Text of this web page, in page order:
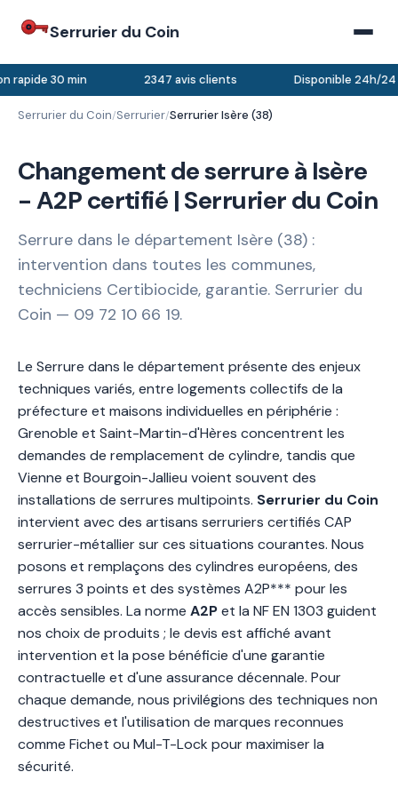
Serrurier du Coin
rapide 30 min 2347 avis clients Disponible 24h/
Serrurier du Coin/Serrurier/Serrurier Isère (38)
Changement de serrure à Isère
- A2P certifié | Serrurier du Coin
Serrure dans le département Isère (38) :
intervention dans toutes les communes,
techniciens Certibiocide, garantie. Serrurier du
Coin — 09 72 10 66 19.
Le Serrure dans le département présente des enjeux
techniques variés, entre logements collectifs de la
préfecture et maisons individuelles en périphérie :
Grenoble et Saint-Martin-d'Hères concentrent les
demandes de remplacement de cylindre, tandis que
Vienne et Bourgoin-Jallieu voient souvent des
installations de serrures multipoints. Serrurier du Coin
intervient avec des artisans serruriers certifiés CAP
serrurier-métallier sur ces situations courantes. Nous
posons et remplaçons des cylindres européens, des
serrures 3 points et des systèmes A2P*** pour les
accès sensibles. La norme A2Pet la NF EN 1303 guident
nos choix de produits ; le devis est affiché avant
intervention et la pose bénéficie d'une garantie
contractuelle et d'une assurance décennale. Pour
chaque demande, nous privilégions des techniques non
destructives et l'utilisation de marques reconnues
comme Fichet ou Mul-T-Lock pour maximiser la
sécurité.